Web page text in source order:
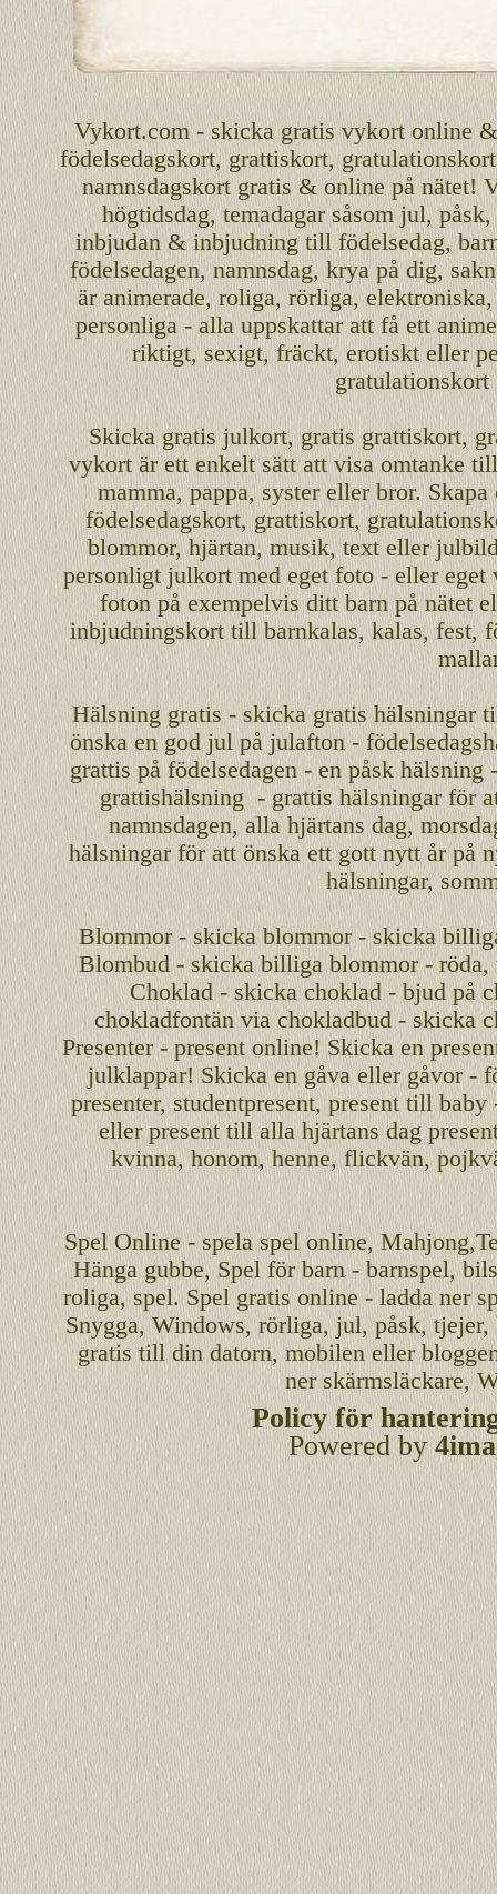
Vykort.com- skicka gratis vykort online
födelsedagskort, grattiskort,gratulationskort
namnsdagskort gratis & online på nätet!
högtidsdag, temadagar såsom jul,påsk,
inbjudan& inbjudning tillfödelsedag,
födelsedagen, namnsdag, krya på dig,
äranimerade,roliga, rörliga,elektroniska
personliga- alla uppskattar att få ett
riktigt,sexigt,fräckt, erotiskt eller
gratulationskort
Skicka gratis julkort,gratis grattiskort,
vykortär ett enkelt sätt att visa omtanke
mamma, pappa, systerellerbror.
födelsedagskort,grattiskort,
blommor, hjärtan, musik, text eller
personligt julkort med eget foto - eller eget
foton på exempelvis ditt barn på nätet
inbjudningskort till barnkalas, kalas, fest,
Hälsning gratis - skicka gratis
önska en god julpå julafton -
grattis på födelsedagen - en påsk
grattishälsning - grattis hälsningar för
namnsdagen,alla hjärtans dag,
hälsningar för att önska ettgott nytt årpå
hälsningar,
Blommor - skicka blommor - skicka
Blombud - skicka billiga blommor -
Choklad - skicka choklad - bjud på
chokladfontän via chokladbud - skicka
Presenter - present online! Skicka en
julklappar! Skicka en gåva eller gåvor -
presenter, studentpresent, present till
eller present till alla hjärtans dag
kvinna, honom, henne, flickvän,
Spel Online- spela spel online, Mahjong
Hänga gubbe, Spel för barn - barnspel,
roliga,spel. Spel gratis online - ladda ner
Snygga, Windows, rörliga, jul, påsk, tjejer,
gratis till din datorn, mobilen eller
ner skärmsläckare,
Policy för
Powered by